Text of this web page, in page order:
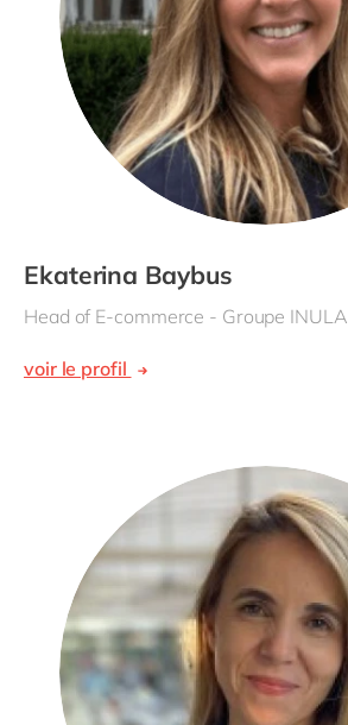
Ekaterina Baybus
Head of E-commerce - Groupe INULA
voir le profil